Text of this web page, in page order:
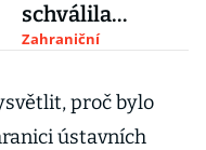
schválila
kritizovaný
veřejnoprávní
televizi a
Zahraniční
proč bylo
ústavních